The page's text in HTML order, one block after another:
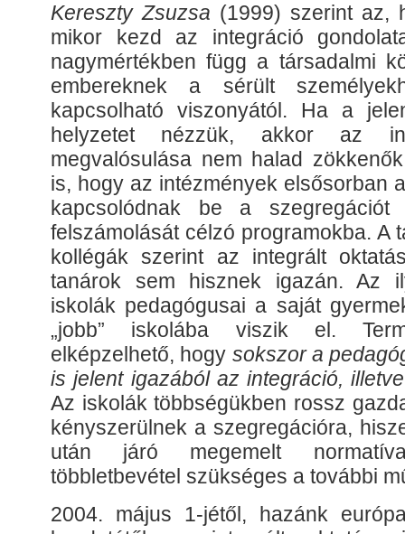
Kereszty Zsuzsa (1999) szerint az,
mikor kezd az integráció
nagymértékben függ a társadalmi
embereknek a sérült
kapcsolható viszonyától. Ha a
helyzetet nézzük, akkor az
megvalósulása nem halad
is, hogy az intézmények elsősorban
kapcsolódnak be a
felszámolását célzó programokba. A
kollégák szerint az integrált
tanárok sem hisznek igazán. Az
iskolák pedagógusai a saját
„jobb” iskolába viszik el.
elképzelhető, hogy sokszor a
is jelent igazából az integráció,
Az iskolák többségükben rossz
kényszerülnek a szegregációra,
után járó megemelt
többletbevétel szükséges a további
2004. május 1-jétől, hazánk